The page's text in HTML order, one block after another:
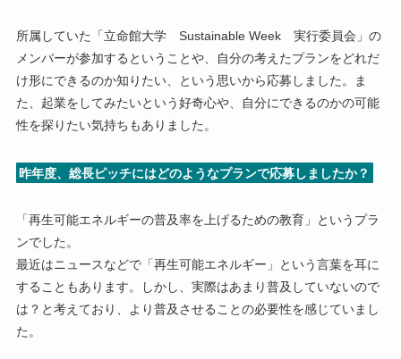
所属していた「立命館大学 Sustainable Week 実行委員会」の
メンバーが参加するということや、自分の考えたプランをどれだ
け形にできるのか知りたい、という思いから応募しました。ま
た、起業をしてみたいという好奇心や、自分にできるのかの可能
性を探りたい気持ちもありました。
昨年度、総長ピッチにはどのようなプランで応募しましたか？
「再生可能エネルギーの普及率を上げるための教育」というプラ
ンでした。
最近はニュースなどで「再生可能エネルギー」という言葉を耳に
することもあります。しかし、実際はあまり普及していないので
は？と考えており、より普及させることの必要性を感じていまし
た。